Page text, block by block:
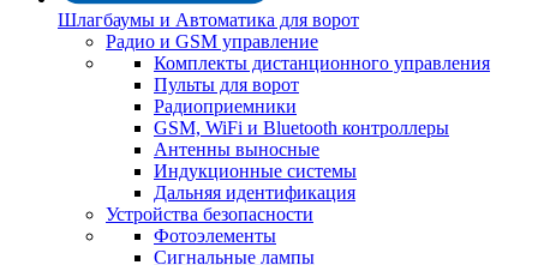
Шлагбаумы и Автоматика для ворот
Радио и GSM управление
Комплекты дистанционного управления
Пульты для ворот
Радиоприемники
GSM, WiFi и Bluetooth контроллеры
Антенны выносные
Индукционные системы
Дальняя идентификация
Устройства безопасности
Фотоэлементы
Сигнальные лампы